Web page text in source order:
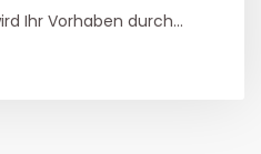
Ihr Vorhaben durch...